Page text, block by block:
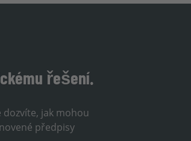
řešení.
dozvíte, jak mohou
předpisy